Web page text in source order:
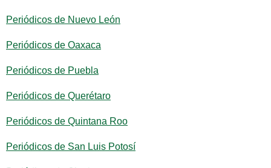
Periódicos de Nuevo León
Periódicos de Oaxaca
Periódicos de Puebla
Periódicos de Querétaro
Periódicos de Quintana Roo
Periódicos de San Luis Potosí